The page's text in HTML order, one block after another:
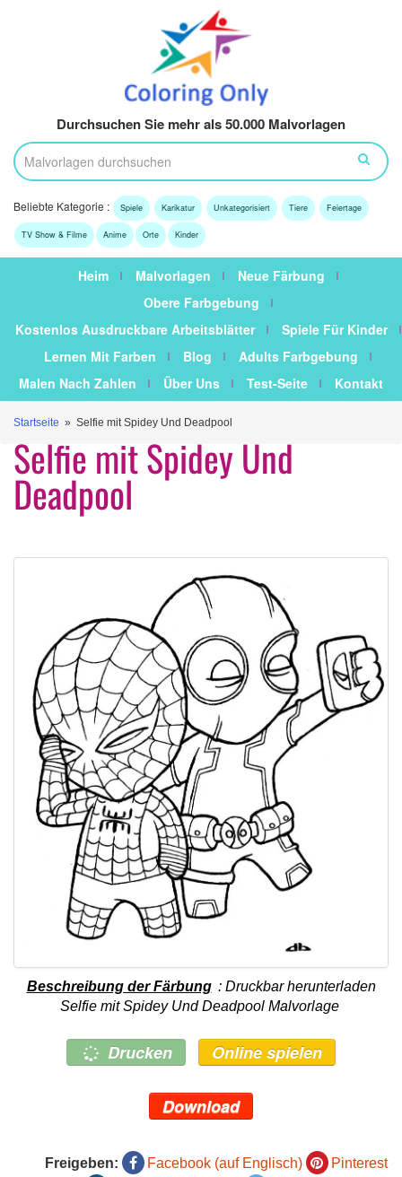
Durchsuchen Sie mehr als 50.000 Malvorlagen
Beliebte Kategorie : Spiele Karikatur Unkategorisiert Tiere Feiertage
TV Show & Filme Anime Orte Kinder
Heim Malvorlagen
Neue Färbung
Obere Farbgebung
Kostenlos Ausdruckbare Arbeitsblätter
Spiele Für Kinder
Lernen Mit Farben
Blog
Adults Farbgebung
Malen Nach Zahlen
Über Uns Test-Seite Kontakt
Startseite » Selfie mit Spidey Und Deadpool
Selfie mit Spidey Und
Deadpool
Beschreibung der Färbung : Druckbar herunterladen
Selfie mit Spidey Und Deadpool Malvorlage
Drucken Online spielen
Download
Freigeben: Facebook (auf Englisch)
Pinterest